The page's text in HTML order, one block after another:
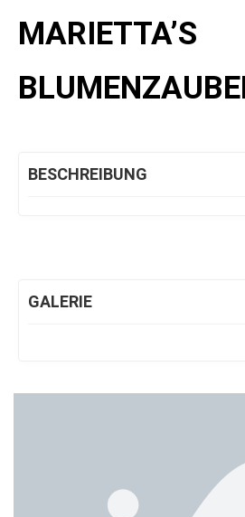
MARIETTA’S
BESCHREIBUNG
GALERIE